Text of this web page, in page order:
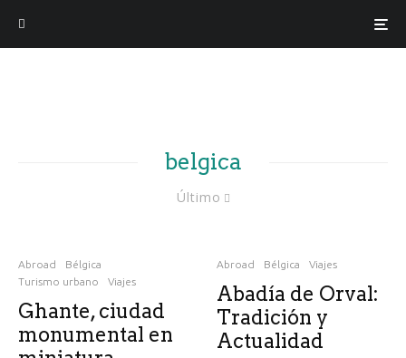
belgica
Último
Abroad
Bélgica
Turismo urbano
Viajes
Ghante, ciudad
monumental en
Abroad Bélgica Viajes
Abadía de Orval:
Tradición y
Actualidad